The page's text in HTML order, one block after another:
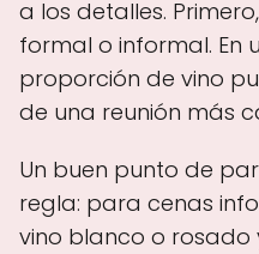
a los detalles.
formal o informal. En
proporción de vino
de una reunión más
Un buen punto de
regla: para cenas
vino blanco o